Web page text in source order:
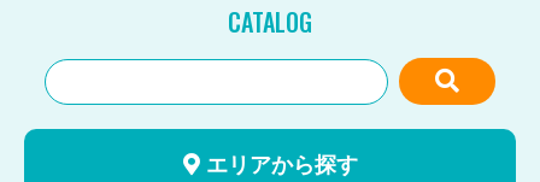
CATALOG
エリアから探す